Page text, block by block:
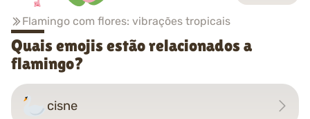
Flamingo com flores: vibrações tropicais
Quais emojis estão relacionados a
flamingo?
cisne